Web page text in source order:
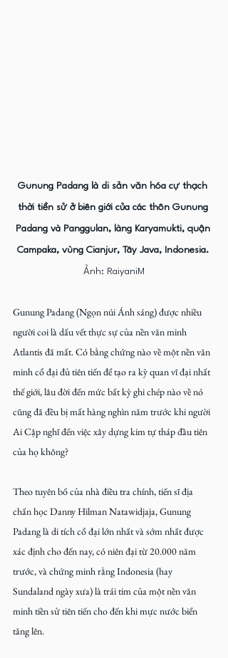
Gunung Padang là di sản văn hóa cự thạch
thời tiền sử ở biên giới của các thôn Gunung
Padang và Panggulan, làng Karyamukti, quận
Campaka, vùng Cianjur, Tây Java, Indonesia.
Ảnh: RaiyaniM
Gunung Padang (Ngọn núi Ánh sáng) được nhiều
người coi là dấu vết thực sự của nền văn minh
Atlantis đã mất. Có bằng chứng nào về một nền văn
minh cổ đại đủ tiên tiến để tạo ra kỳ quan vĩ đại nhất
thế giới, lâu đời đến mức bất kỳ ghi chép nào về nó
cũng đã đều bị mất hàng nghìn năm trước khi người
Ai Cập nghĩ đến việc xây dựng kim tự tháp đầu tiên
của họ không?
Theo tuyên bố của nhà điều tra chính, tiến sĩ địa
chấn học Danny Hilman Natawidjaja, Gunung
Padang là di tích cổ đại lớn nhất và sớm nhất được
xác định cho đến nay, có niên đại từ 20.000 năm
trước, và chứng minh rằng Indonesia (hay
Sundaland ngày xưa) là trái tim của một nền văn
minh tiền sử tiên tiến cho đến khi mực nước biển
tăng lên.